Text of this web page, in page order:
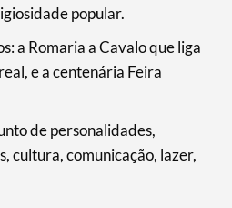
popular.
a Romaria a Cavalo que liga
e a centenária Feira
de personalidades,
cultura, comunicação, lazer,